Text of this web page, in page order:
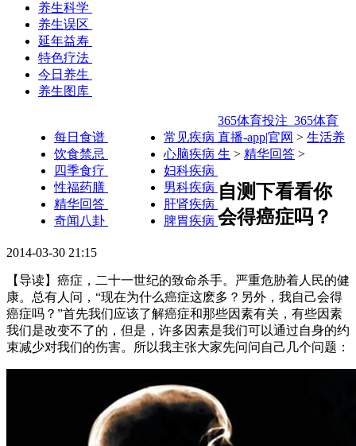
养生科学
养生误区
延年益寿
特色疗法
今日养生
养生图库
每日食谱
饮食禁忌
四季食疗
性福药膳
精华回答
奇闻八卦
常见疾病
心脑疾病
妇科疾病
男科疾病
肝肾疾病
脾胃疾病
365体育投注_365体育
直播-app|官网 > 生活养
生 > 精华回答 >
自测下看看你
会得癌症吗？
2014-03-30 21:15
【导读】癌症，二十一世纪的致命杀手。严重危胁着人民的健
康。总有人问，“现在为什么癌症这麽多？另外，我自己会得
癌症吗？”首先我们应该了解癌症和那些因素有关，有些因素
我们是改变不了的，但是，许多因素是我们可以通过自身的约
束减少对我们的伤害。所以我主张大家先问问自己几个问题：